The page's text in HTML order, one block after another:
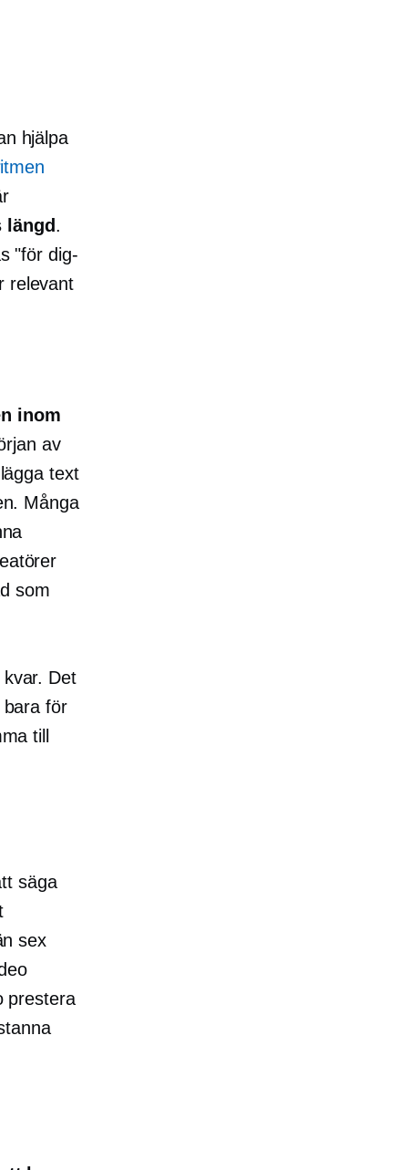
hjälpa
längd.
"för dig-
relevant
inom
av
text
Många
som
Det
för
till
säga
sex
prestera